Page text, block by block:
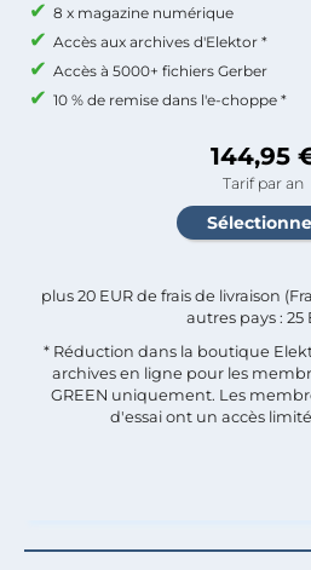
8 x magazine numérique
Accès aux archives d'Elektor *
Accès à 5000+ fichiers Gerber
10 % de remise dans l'e-choppe *
144,95
Tarif par an
plus 20 EUR de frais de livraison
autres pays : 25
* Réduction dans la boutique
archives en ligne pour les
GREEN uniquement. Les
d'essai ont un accès